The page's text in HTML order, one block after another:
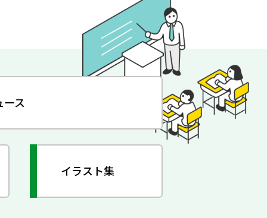
ース
イラスト集